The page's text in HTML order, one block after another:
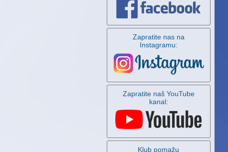
Zapratite nas na
Instagramu:
Zapratite naš YouTube
kanal:
Klub pomažu